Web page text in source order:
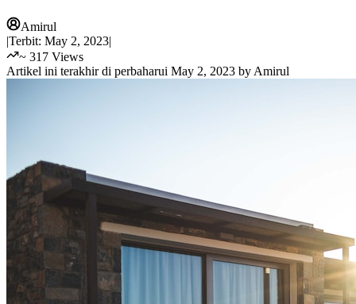
Amirul
|Terbit: May 2, 2023|
~ 317 Views
Artikel ini terakhir di perbaharui May 2, 2023 by Amirul